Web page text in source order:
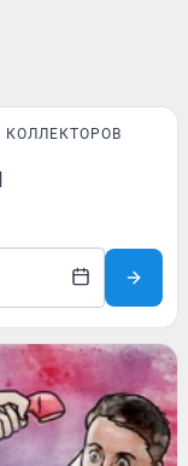
КОЛЛЕКТОРОВ